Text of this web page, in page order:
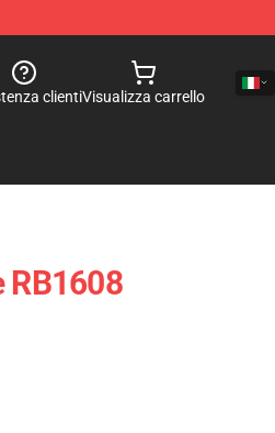
clientiVisualizza carrello
RB1608